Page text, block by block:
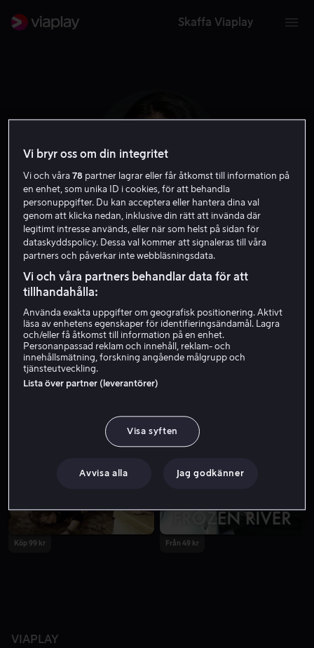
Skaffa Viaplay
Misty Upham
Köp 99 kr Från 49 kr
VIAPLAY
Vi bryr oss om din integritet
Vi och våra78 partner lagrar eller får åtkomst till information på
en enhet, som unika ID i cookies, för att behandla
personuppgifter. Du kan acceptera eller hantera dina val
genom att klicka nedan, inklusive din rätt att invända där
legitimt intresse används, eller när som helst på sidan för
dataskyddspolicy. Dessa val kommer att signaleras till våra
partners och påverkar inte webbläsningsdata.
Vi och våra partners behandlar data för att
tillhandahålla:
Använda exakta uppgifter om geografisk positionering. Aktivt
läsa av enhetens egenskaper för identifieringsändamål. Lagra
och/eller få åtkomst till information på en enhet.
Personanpassad reklam och innehåll, reklam- och
innehållsmätning, forskning angående målgrupp och
tjänsteutveckling.
Lista över partner (leverantörer)
Visa syften
Avvisa alla Jag godkänner